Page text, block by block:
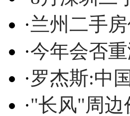
·兰州二手
·今年会否
·罗杰斯:中
·"长风"周边